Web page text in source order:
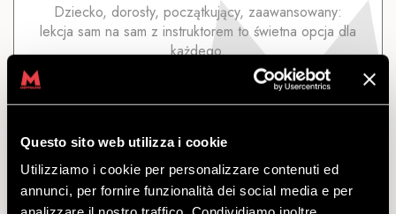
Questo sito web utilizza i cookie
Utilizziamo i cookie per personalizzare contenuti ed
annunci, per fornire funzionalità dei social media e per
Dziecko, dorosły, początkujący, zaawansowany:
lekcja sam na sam z instruktorem to świetna opcja dla
każdego.